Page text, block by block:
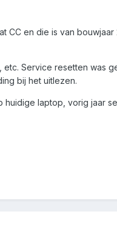
CC en die is van
Service resetten was
bij het uitlezen.
laptop, vorig jaar